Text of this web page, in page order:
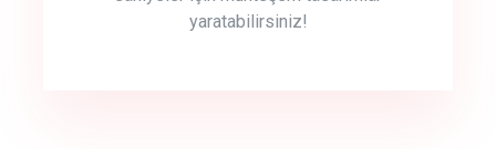
yaratabilirsiniz!